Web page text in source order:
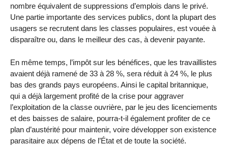
nombre équivalent de suppressions d’emplois dans le privé.
Une partie importante des services publics, dont la plupart des
usagers se recrutent dans les classes populaires, est vouée à
disparaître ou, dans le meilleur des cas, à devenir payante.
En même temps, l’impôt sur les bénéfices, que les travaillistes
avaient déjà ramené de 33 à 28 %, sera réduit à 24 %, le plus
bas des grands pays européens. Ainsi le capital britannique,
qui a déjà largement profité de la crise pour aggraver
l’exploitation de la classe ouvrière, par le jeu des licenciements
et des baisses de salaire, pourra-t-il également profiter de ce
plan d’austérité pour maintenir, voire développer son existence
parasitaire aux dépens de l’État et de toute la société.